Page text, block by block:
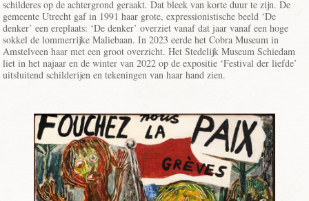
schilderes op de achtergrond geraakt. Dat bleek van korte duur te zijn. De
gemeente Utrecht gaf in 1991 haar grote, expressionistische beeld ‘De
denker’ een ereplaats: ‘De denker’ overziet vanaf dat jaar vanaf een hoge
sokkel de lommerrijke Maliebaan. In 2023 eerde het Cobra Museum in
Amstelveen haar met een groot overzicht. Het Stedelijk Museum Schiedam
liet in het najaar en de winter van 2022 op de expositie ‘Festival der liefde’
uitsluitend schilderijen en tekeningen van haar hand zien.